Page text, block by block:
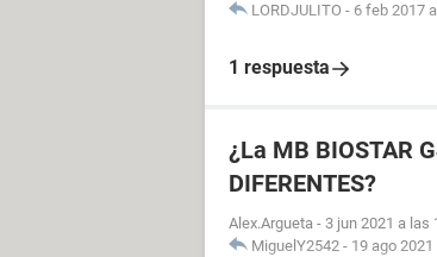
LORDJULITO - 6 feb 2017
1 respuesta
¿La MB BIOSTAR
DIFERENTES?
Alex.Argueta - 3 jun 2021 a las
MiguelY2542 - 19 ago